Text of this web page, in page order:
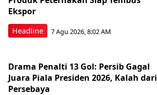
Headline
Ekspor
7 Agu 2026, 8:02 AM
Drama Penalti 13 Gol: Persib Gagal
Juara Piala Presiden 2026, Kalah dari
Persebaya